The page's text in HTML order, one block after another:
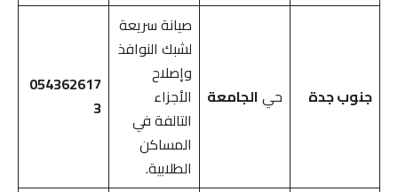
جنوب جدة حيالجامعة
صيانة سريعة
لشبك النوافذ
وإصلاح
الأجزاء
التالفة في
المساكن
الطلابية.
054362617
3